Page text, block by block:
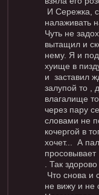
И Сережка,
налаживать
Чуть не
вытащил и
нему. Я и
хуище в
и заставил
залупой то ,
влагалище
через пару
словами не
кочергой в
хочет... А
просовывает
. Так
Что снова и
не вижу и